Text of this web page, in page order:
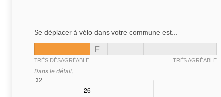
Se déplacer à vélo dans votre commune est...
F
TRÈS DÉSAGRÉABLE TRÈS AGRÉABLE
Dans le détail,